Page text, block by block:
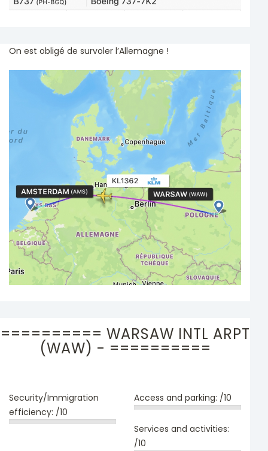
On est obligé de survoler l’Allemagne !
========== WARSAW INTL ARPT
(WAW) - ==========
Security/Immigration
efficiency: /10
Access and parking: /10
Services and activities:
/10